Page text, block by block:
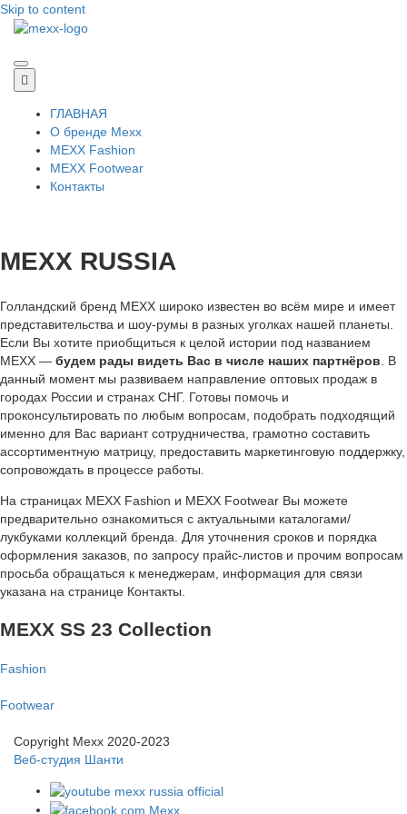
Skip to content
MEXX
ГЛАВНАЯ
О бренде Мехх
MEXX Fashion
MEXX Footwear
Контакты
MEXX RUSSIA
Голландский бренд МЕХХ широко известен во всём мире и имеет
представительства и шоу-румы в разных уголках нашей планеты.
Если Вы хотите приобщиться к целой истории под названием
МЕХХ — будем рады видеть Вас в числе наших партнёров . В
данный момент мы развиваем направление оптовых продаж в
городах России и странах СНГ. Готовы помочь и
проконсультировать по любым вопросам, подобрать подходящий
именно для Вас вариант сотрудничества, грамотно составить
ассортиментную матрицу, предоставить маркетинговую поддержку,
сопровождать в процессе работы.
На страницах MEXX Fashion и MEXX Footwear Вы можете
предварительно ознакомиться с актуальными каталогами/
лукбуками коллекций бренда. Для уточнения сроков и порядка
оформления заказов, по запросу прайс-листов и прочим вопросам
просьба обращаться к менеджерам, информация для связи
указана на странице Контакты.
MEXX SS 23 Collection
Fashion
Footwear
Copyright Mexx 2020-2023
Веб-студия Шанти